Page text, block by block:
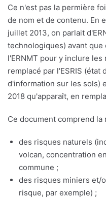
Ce n'est pas la permière
de nom et de contenu. En
juillet 2013, on parlait
technologiques) avant
l'ERNMT pour y inclure
remplacé par l'ESRIS
d'information sur les sols)
2018 qu'apparaît, en
Ce document comprend la
des risques naturels
volcan, concentration
commune ;
des risques miniers et/
risque, par exemple) ;